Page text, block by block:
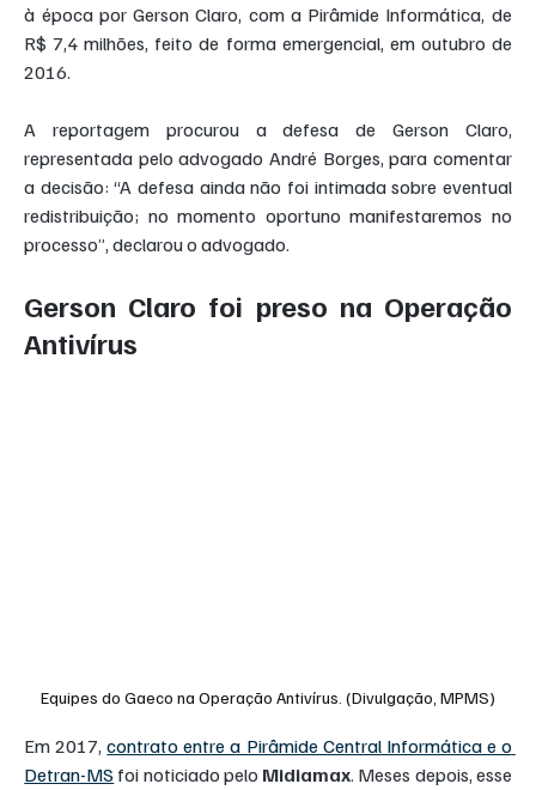
à época por Gerson Claro, com a Pirâmide Informática, de
R$ 7,4 milhões, feito de forma emergencial, em outubro de
2016.
A reportagem procurou a defesa de Gerson Claro,
representada pelo advogado André Borges, para comentar
a decisão: “A defesa ainda não foi intimada sobre eventual
redistribuição; no momento oportuno manifestaremos no
processo”, declarou o advogado.
Gerson Claro foi preso na Operação
Antivírus
Equipes do Gaeco na Operação Antivírus. (Divulgação, MPMS)
Em 2017, contrato entre a Pirâmide Central Informática e o
Detran-MS foi noticiado pelo Midiamax. Meses depois, esse